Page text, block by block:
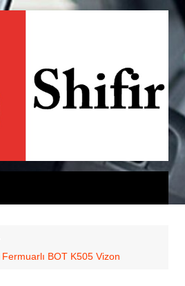
BOT K505 Vizon